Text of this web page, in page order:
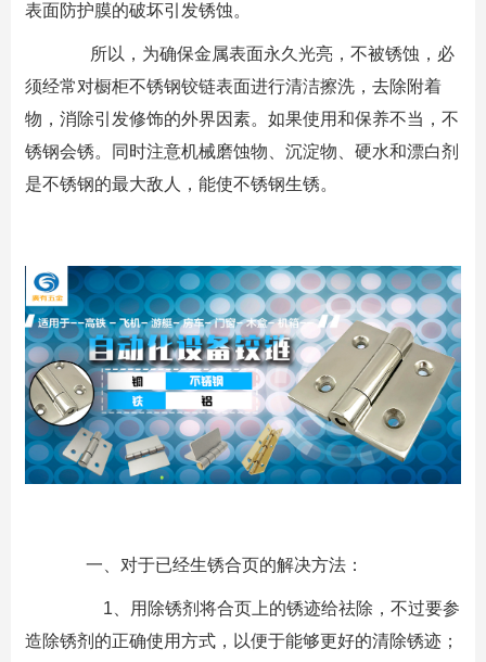
表面防护膜的破坏引发锈蚀。
所以，为确保金属表面永久光亮，不被锈蚀，必
须经常对橱柜不锈钢铰链表面进行清洁擦洗，去除附着
物，消除引发修饰的外界因素。如果使用和保养不当，不
锈钢会锈。同时注意机械磨蚀物、沉淀物、硬水和漂白剂
是不锈钢的最大敌人，能使不锈钢生锈。
一、对于已经生锈合页的解决方法：
1、用除锈剂将合页上的锈迹给祛除，不过要参
造除锈剂的正确使用方式，以便于能够更好的清除锈迹；